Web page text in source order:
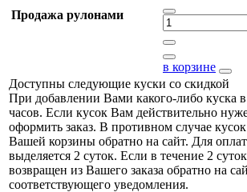
Продажа рулонами
в корзине
Доступны следующие куски со скидкой
При добавлении Вами какого-либо куска
часов. Если кусок Вам действительно
оформить заказ. В противном случае
Вашей корзины обратно на сайт. Для
выделяется 2 суток. Если в течение 2
возвращен из Вашего заказа обратно на
соответствующего уведомления.